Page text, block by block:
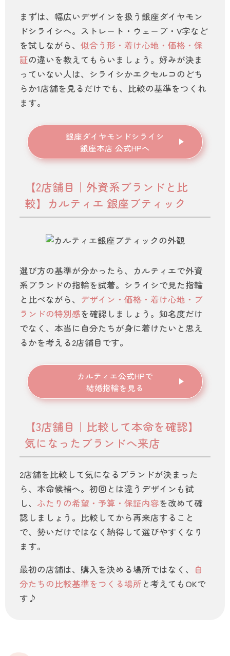
まずは、幅広いデザインを扱う銀座ダイヤモン
ドシライシへ。ストレート・ウェーブ・V字など
を試しながら、似合う形・着け心地・価格・保
証の違いを教えてもらいましょう。好みが決ま
っていない人は、シライシかエクセルコのどち
らか1店舗を見るだけでも、比較の基準をつくれ
ます。
銀座ダイヤモンドシライシ
銀座本店 公式HPへ
【2店舗目｜外資系ブランドと比
較】カルティエ 銀座ブティック
選び方の基準が分かったら、カルティエで外資
系ブランドの指輪を試着。シライシで見た指輪
と比べながら、 デザイン・価格・着け心地・ブ
ランドの特別感を確認しましょう。知名度だけ
でなく、本当に自分たちが身に着けたいと思え
るかを考える2店舗目です。
カルティエ公式HPで
結婚指輪を見る
【3店舗目｜比較して本命を確認】
気になったブランドへ来店
2店舗を比較して気になるブランドが決まった
ら、本命候補へ。初回とは違うデザインも試
し、 ふたりの希望・予算・保証内容を改めて確
認しましょう。比較してから再来店すること
で、勢いだけではなく納得して選びやすくなり
ます。
最初の店舗は、購入を決める場所ではなく、
自
分たちの比較基準をつくる場所 と考えてもOKで
す♪